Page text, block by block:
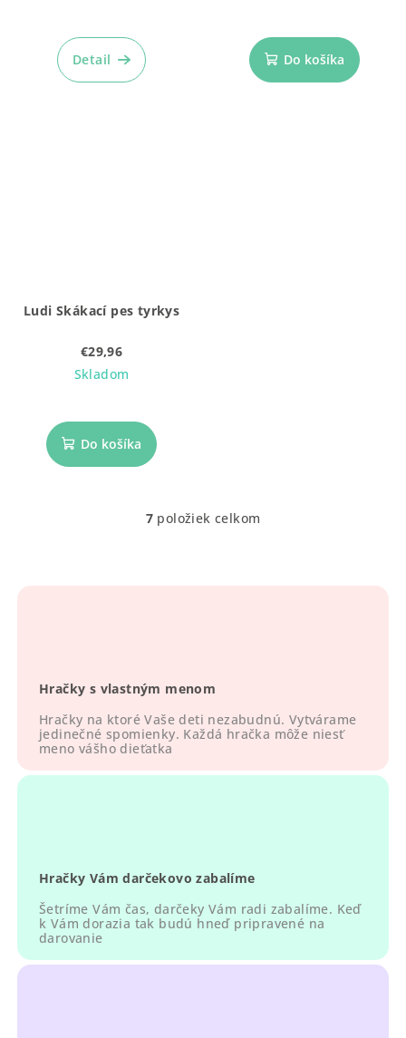
Detail Do košíka
Ludi Skákací pes tyrkys
€29,96
Skladom
Do košíka
O
e
p
r
k
i
s
u
7 položiek celkom
Hračky s vlastným menom
Hračky na ktoré Vaše deti nezabudnú. Vytvárame
jedinečné spomienky. Každá hračka môže niesť
meno vášho dieťatka
Hračky Vám darčekovo zabalíme
Šetríme Vám čas, darčeky Vám radi zabalíme. Keď
k Vám dorazia tak budú hneď pripravené na
darovanie